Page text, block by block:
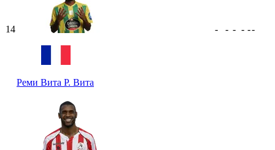
14
Реми Вита Р. Вита
- - - - --